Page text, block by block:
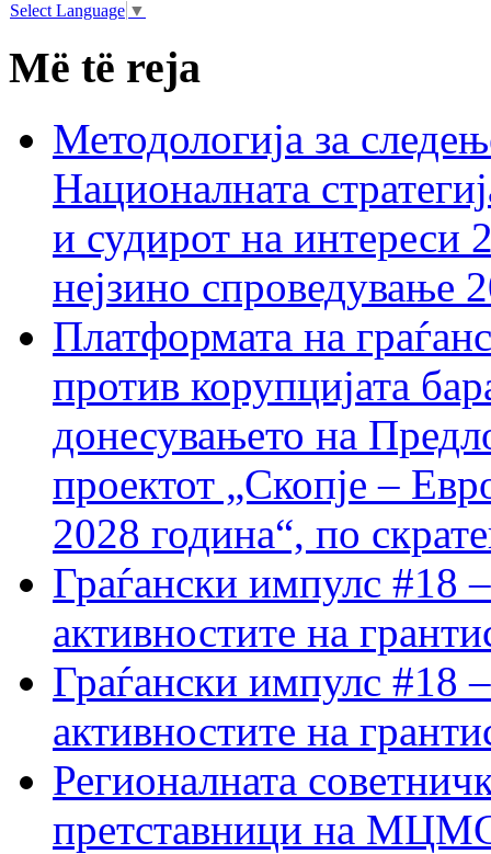
Select Language ▼
Më të reja
Методологија за
Националната
и судирот на интереси
нејзино спроведување
Платформата на
против корупцијата
донесувањето на
проектот „Скопје –
2028 година“, по
Граѓански импулс #18
активностите на
Граѓански импулс #18
активностите на
Регионалната
претставници на МЦМС